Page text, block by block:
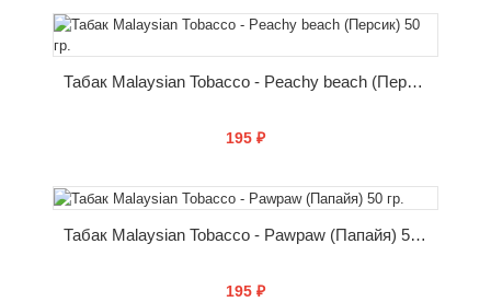
КУПИТЬ
Табак Malaysian Tobacco - Peachy beach (Персик) 50 гр.
195 ₽
КУПИТЬ
Табак Malaysian Tobacco - Pawpaw (Папайя) 50 гр.
195 ₽